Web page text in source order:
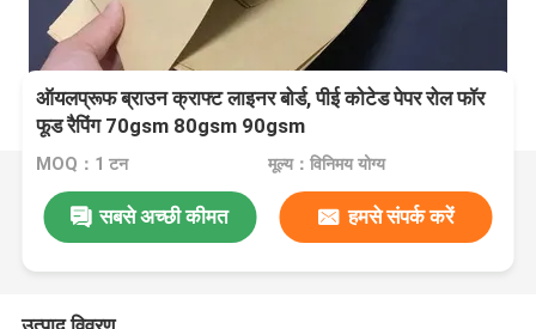
ऑयलप्रूफ ब्राउन क्राफ्ट लाइनर बोर्ड, पीई कोटेड पेपर रोल फॉर
फूड रैपिंग 70gsm 80gsm 90gsm
MOQ：1 टन मूल्य：विनिमय योग्य
सबसे अच्छी कीमत हमसे संपर्क करें